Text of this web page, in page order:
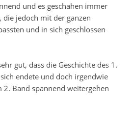
und es geschahen immer
die jedoch mit der ganzen
und in sich geschlossen
gut, dass die Geschichte des 1.
endete und doch irgendwie
Band spannend weitergehen